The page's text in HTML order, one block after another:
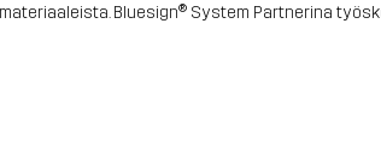
Bluesign® System Partnerina